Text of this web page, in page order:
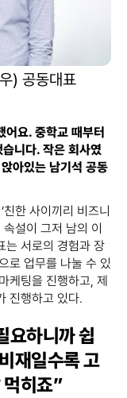
) 공동대표
어요. 중학교 때부터
니다. 작은 회사였
아있는 남기석 공동
한 사이끼리 비즈니
설이 그저 남의 이
는 서로의 경험과 장
로 업무를 나눌 수 있
케팅을 진행하고, 제
진행하고 있다.
요하니까 쉽
재일수록 고
먹히죠”